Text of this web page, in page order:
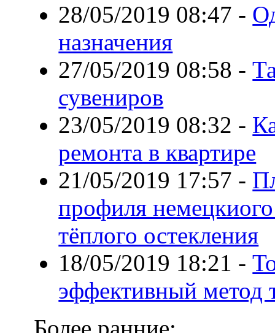
28/05/2019 08:47 -
назначения
27/05/2019 08:58 -
сувениров
23/05/2019 08:32 -
ремонта в квартире
21/05/2019 17:57 -
профиля немецкиого
тёплого остекления
18/05/2019 18:21 -
эффективный метод
Более ранние: